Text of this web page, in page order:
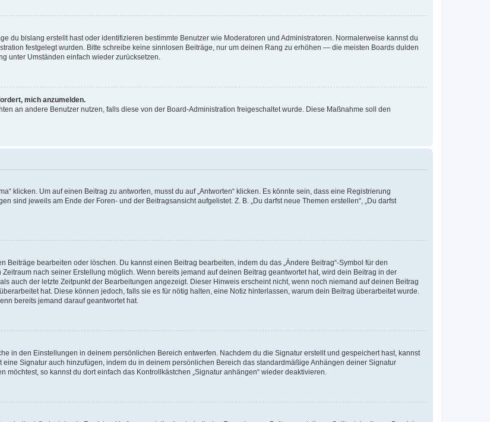
du bislang erstellt hast oder identifizieren bestimmte Benutzer wie Moderatoren und Administratoren. Normalerweise kannst du
festgelegt wurden. Bitte schreibe keine sinnlosen Beiträge, nur um deinen Rang zu erhöhen — die meisten Boards dulden
unter Umständen einfach wieder zurücksetzen.
mich anzumelden.
an andere Benutzer nutzen, falls diese von der Board-Administration freigeschaltet wurde. Diese Maßnahme soll den
klicken. Um auf einen Beitrag zu antworten, musst du auf „Antworten“ klicken. Es könnte sein, dass eine Registrierung
sind jeweils am Ende der Foren- und der Beitragsansicht aufgelistet. Z. B. „Du darfst neue Themen erstellen“, „Du darfst
bearbeiten oder löschen. Du kannst einen Beitrag bearbeiten, indem du das „Ändere Beitrag“-Symbol für den
nach seiner Erstellung möglich. Wenn bereits jemand auf deinen Beitrag geantwortet hat, wird dein Beitrag in der
auch der letzte Zeitpunkt der Bearbeitungen angezeigt. Dieser Hinweis erscheint nicht, wenn noch niemand auf deinen Beitrag
hat. Diese können jedoch, falls sie es für nötig halten, eine Notiz hinterlassen, warum dein Beitrag überarbeitet wurde.
bereits jemand darauf geantwortet hat.
in den Einstellungen in deinem persönlichen Bereich entwerfen. Nachdem du die Signatur erstellt und gespeichert hast, kannst
Signatur auch hinzufügen, indem du in deinem persönlichen Bereich das standardmäßige Anhängen deiner Signatur
so kannst du dort einfach das Kontrollkästchen „Signatur anhängen“ wieder deaktivieren.